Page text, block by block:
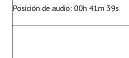
Posición de audio: 00h 41m 39s